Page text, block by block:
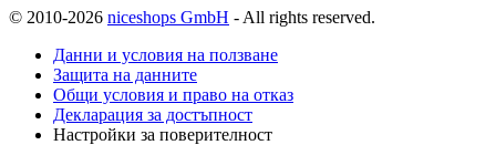
© 2010-2026 niceshops GmbH - All rights reserved.
Данни и условия на ползване
Защита на данните
Общи условия и право на отказ
Декларация за достъпност
Настройки за поверителност